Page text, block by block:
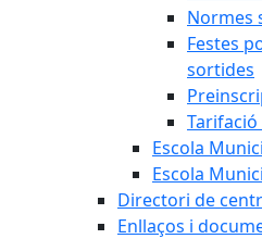
Normes
Festes
sortides
Tarifació
Escola
Escola
Directori de
Enllaços i